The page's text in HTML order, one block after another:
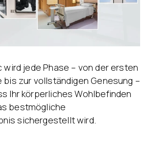
wird jede Phase – von der ersten
bis zur vollständigen Genesung –
Ihr körperliches Wohlbefinden
bestmögliche
sichergestellt wird.